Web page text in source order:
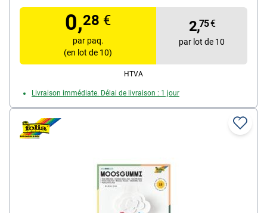
0,28 €
par paq.
(en lot de 10)
2,75€
par lot de 10
HTVA
Livraison immédiate. Délai de livraison : 1 jour